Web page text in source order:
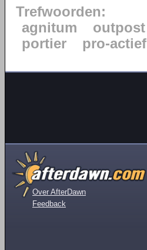
Trefwoorden:
agnitum
outpost
portier
pro-actief
Over AfterDawn
Feedback